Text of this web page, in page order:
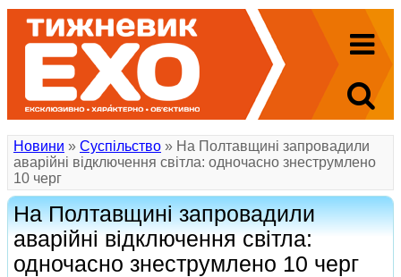
Новини » Суспільство » На Полтавщині запровадили
аварійні відключення світла: одночасно знеструмлено
10 черг
На Полтавщині запровадили
аварійні відключення світла:
одночасно знеструмлено 10 черг